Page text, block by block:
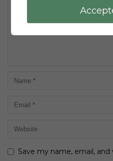
Save my name, email,